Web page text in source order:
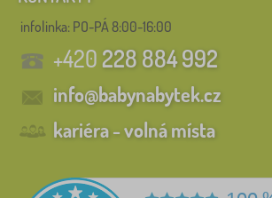
infolinka: PO-PÁ 8:00-16:00
+420228 884 992
info@babynabytek.cz
kariéra - volná místa